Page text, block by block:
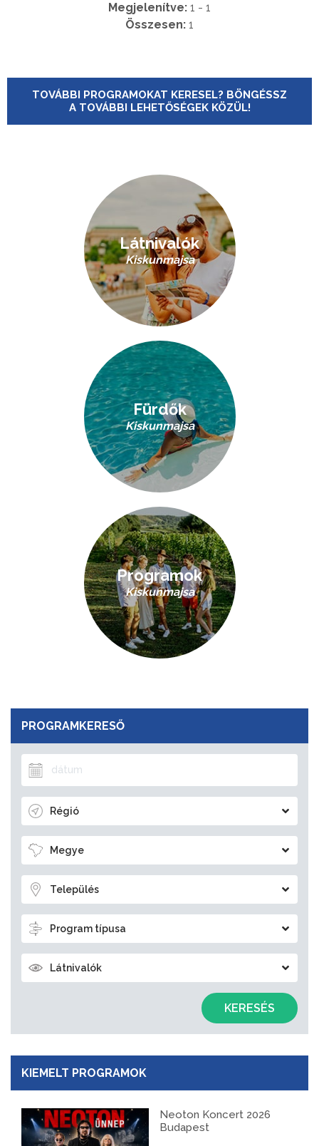
PROGRAMKERESŐ
Régió
Megye
Település
Program típusa
Látnivalók
KERESÉS
KIEMELT PROGRAMOK
Neoton Koncert 2026
Budapest
Megjelenítve: 1 - 1
Összesen: 1
TOVÁBBI PROGRAMOKAT KERESEL? BÖNGÉSSZ
A TOVÁBBI LEHETŐSÉGEK KÖZÜL!
Látnivalók
Kiskunmajsa
Fürdők
Kiskunmajsa
Programok
Kiskunmajsa